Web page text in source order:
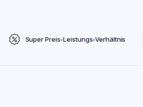
Super Preis-Leistungs-Verhältnis